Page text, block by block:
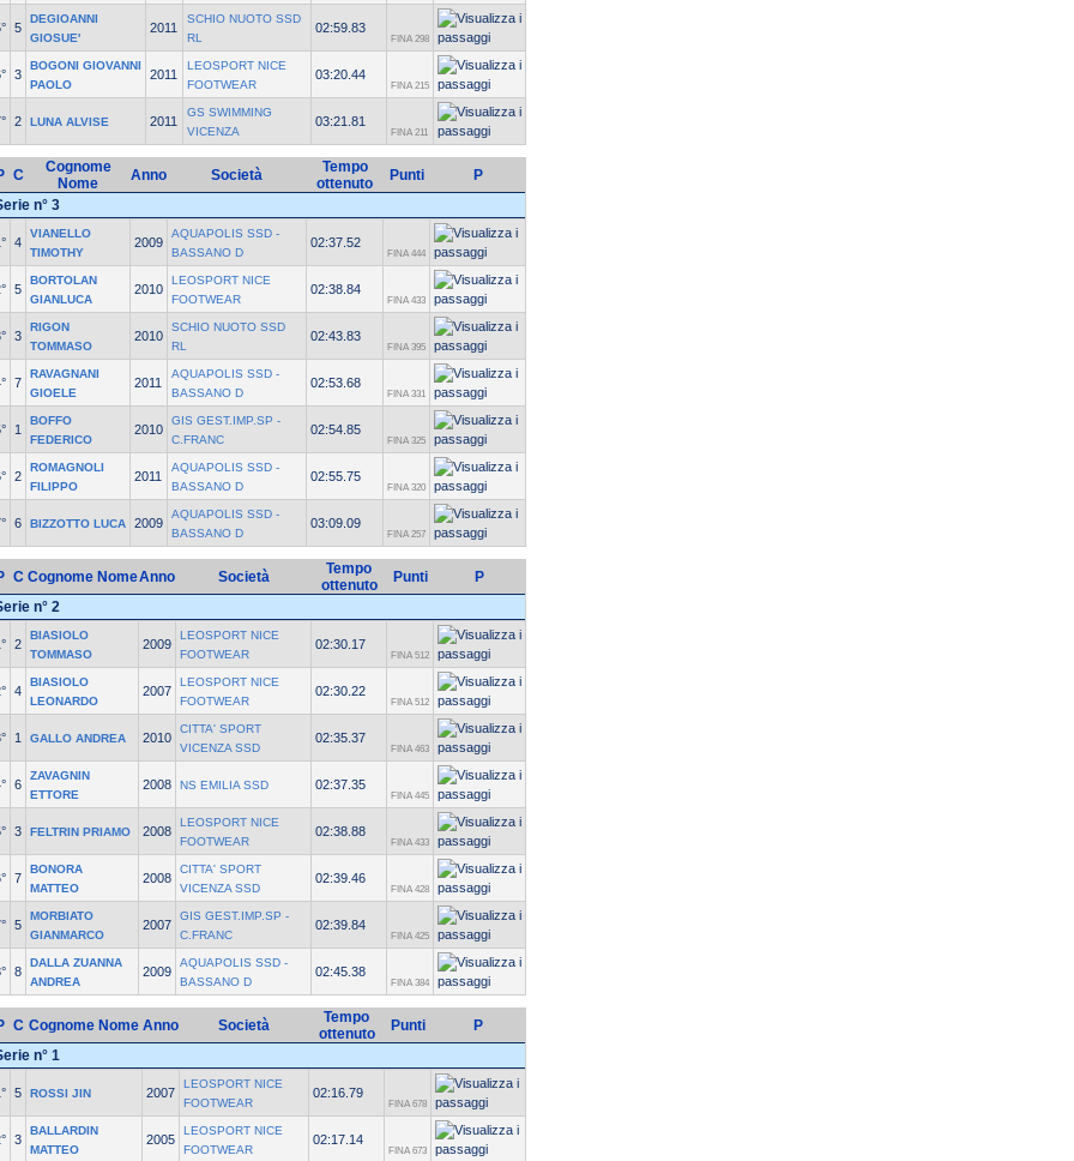
5
DEGIOANNI
GIOSUE'
2011
SCHIO NUOTO SSD
RL
02:59.83
FINA 298
3
BOGONI GIOVANNI
PAOLO
2011
LEOSPORT NICE
FOOTWEAR
03:20.44
FINA 215
2 LUNA ALVISE 2011
GS SWIMMING
VICENZA
03:21.81
FINA 211
C
Cognome
Nome
Anno Società
Tempo
ottenuto
Punti
P
n° 3
4
VIANELLO
TIMOTHY
2009
AQUAPOLIS SSD -
BASSANO D
02:37.52
FINA 444
5
BORTOLAN
GIANLUCA
2010
LEOSPORT NICE
FOOTWEAR
02:38.84
FINA 433
3
RIGON
TOMMASO
2010
SCHIO NUOTO SSD
RL
02:43.83
FINA 395
7
RAVAGNANI
GIOELE
2011
AQUAPOLIS SSD -
BASSANO D
02:53.68
FINA 331
1
BOFFO
FEDERICO
2010
GIS GEST.IMP.SP -
C.FRANC
02:54.85
FINA 325
2
ROMAGNOLI
FILIPPO
2011
AQUAPOLIS SSD -
BASSANO D
02:55.75
FINA 320
6 BIZZOTTO LUCA 2009
AQUAPOLIS SSD -
BASSANO D
03:09.09
FINA 257
C Cognome NomeAnno Società
Tempo
ottenuto
Punti
P
n° 2
2
BIASIOLO
TOMMASO
2009
LEOSPORT NICE
FOOTWEAR
02:30.17
FINA 512
4
BIASIOLO
LEONARDO
2007
LEOSPORT NICE
FOOTWEAR
02:30.22
FINA 512
1 GALLO ANDREA 2010
CITTA' SPORT
VICENZA SSD
02:35.37
FINA 463
6
ZAVAGNIN
ETTORE
2008 NS EMILIA SSD 02:37.35
FINA 445
3 FELTRIN PRIAMO 2008
LEOSPORT NICE
FOOTWEAR
02:38.88
FINA 433
7
BONORA
MATTEO
2008
CITTA' SPORT
VICENZA SSD
02:39.46
FINA 428
5
MORBIATO
GIANMARCO
2007
GIS GEST.IMP.SP -
C.FRANC
02:39.84
FINA 425
8
DALLA ZUANNA
ANDREA
2009
AQUAPOLIS SSD -
BASSANO D
02:45.38
FINA 384
C Cognome Nome Anno Società
Tempo
ottenuto
Punti
P
n° 1
5 ROSSI JIN 2007
LEOSPORT NICE
FOOTWEAR
02:16.79
FINA 678
3
BALLARDIN
MATTEO
2005
LEOSPORT NICE
FOOTWEAR
02:17.14
FINA 673